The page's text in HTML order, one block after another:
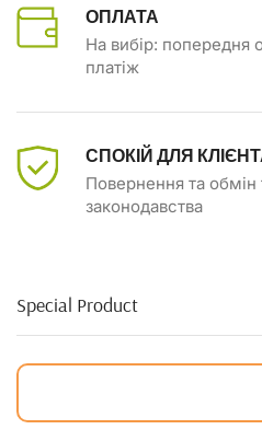
ОПЛАТА
На вибір: попередня
платіж
СПОКІЙ ДЛЯ
Повернення та обмін
законодавства
Special Product